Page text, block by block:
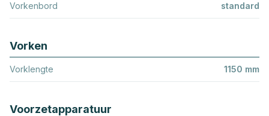
Vorkenbord standard
Vorken
Vorklengte 1150 mm
Voorzetapparatuur